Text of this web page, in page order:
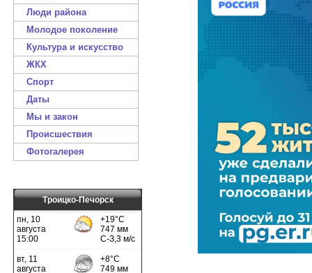
Люди района
Молодое поколение
Культура и искусство
ЖКХ
Спорт
Даты
Мы и закон
Происшествия
Фотогалерея
Троицко-Печорск